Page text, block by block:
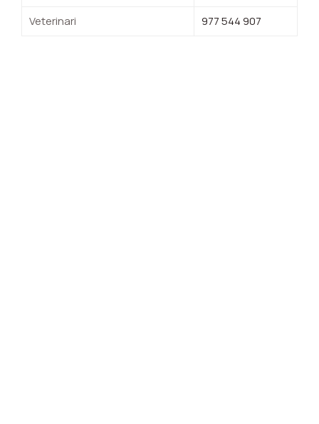
Veterinari
977 544 907